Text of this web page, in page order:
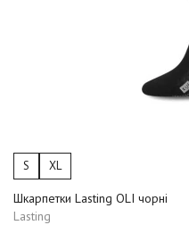
S XL
Шкарпетки Lasting OLI чорні
Lasting